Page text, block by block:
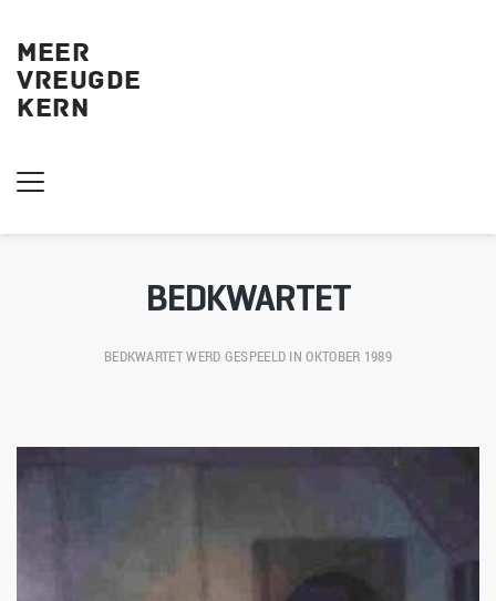
MEER
VREUGDE
KERN
BEDKWARTET
BEDKWARTET WERD GESPEELD IN OKTOBER 1989